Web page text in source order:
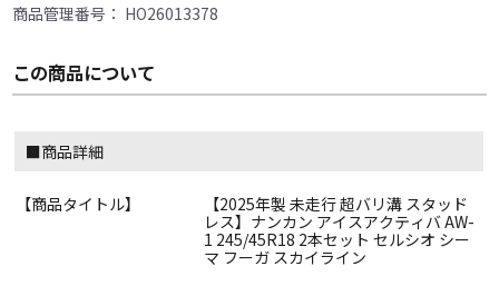
商品管理番号： HO26013378
この商品について
■商品詳細
【商品タイトル】
【2025年製 未走行 超バリ溝 スタッド
レス】ナンカン アイスアクティバ AW-
1 245/45R18 2本セット セルシオ シー
マ フーガ スカイライン